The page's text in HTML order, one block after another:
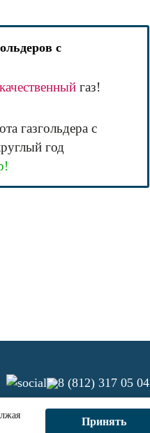
с
качественный газ!
газгольдера с
год
8 (812) 317 05 04
Контакты Принять